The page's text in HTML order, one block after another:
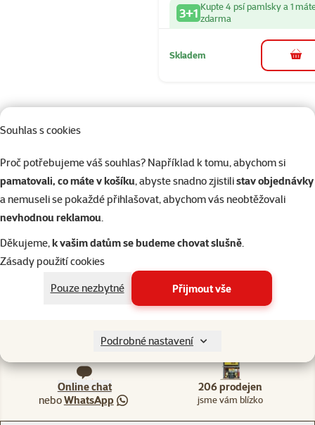
Souhlas s cookies
Proč potřebujeme váš souhlas? Například k tomu, abychom si
pamatovali, co máte v košíku, abyste snadno zjistilistav objednávky
a nemuseli se pokaždé přihlašovat, abychom vás neobtěžovali
nevhodnou reklamou.
Děkujeme,k vašim datům se budeme chovat slušně.
Zásady použití cookies
Pouze nezbytné
Přijmout vše
Podrobné nastavení
3+1 Kupte 4 psí pamlsky a 1
zdarma
Skladem do
Akce a slevy pro další zvířata
Ptáci Teraristika Akvaristika Kočky
eshop@superzoo.cz Po–Pá 7:00 – 18:00
Online chat
neboWhatsApp
206 prodejen
jsme vám blízko